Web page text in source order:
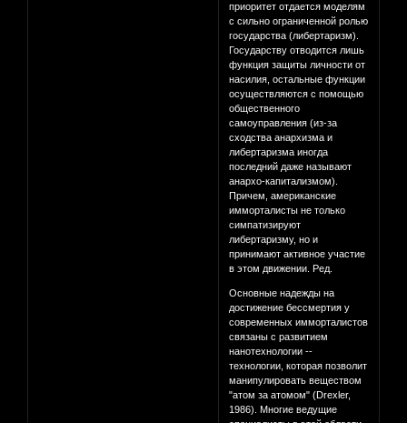
приоритет отдается моделям
с сильно ограниченной ролью
государства (либертаризм).
Государству отводится лишь
функция защиты личности от
насилия, остальные функции
осуществляются с помощью
общественного
самоуправления (из-за
сходства анархизма и
либертаризма иногда
последний даже называют
анархо-капитализмом).
Причем, американские
имморталисты не только
симпатизируют
либертаризму, но и
принимают активное участие
в этом движении. Ред.
Основные надежды на
достижение бессмертия у
современных имморталистов
связаны с развитием
нанотехнологии --
технологии, которая позволит
манипулировать веществом
"атом за атомом" (Drexler,
1986). Многие ведущие